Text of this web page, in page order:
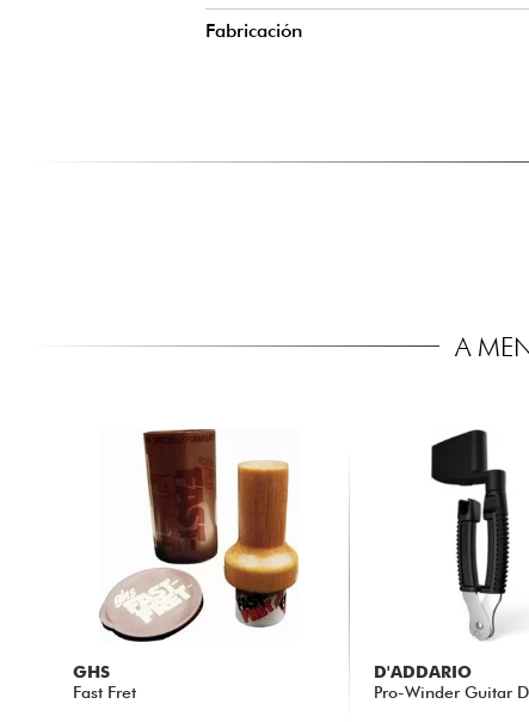
Fabricación
A
GHS
Fast Fret
D'ADDARIO
Pro-Winder Guitar